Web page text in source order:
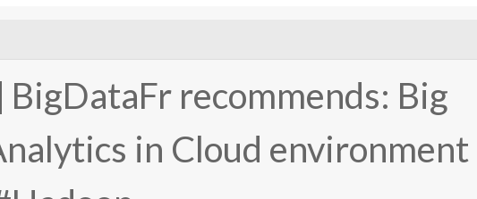
BigDataFr recommends: Big
in Cloud environment